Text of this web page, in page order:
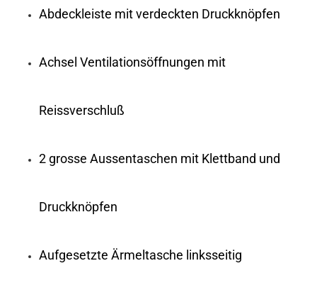
Abdeckleiste mit verdeckten Druckknöpfen
Achsel Ventilationsöffnungen mit
Reissverschluß
2 grosse Aussentaschen mit Klettband und
Druckknöpfen
Aufgesetzte Ärmeltasche linksseitig